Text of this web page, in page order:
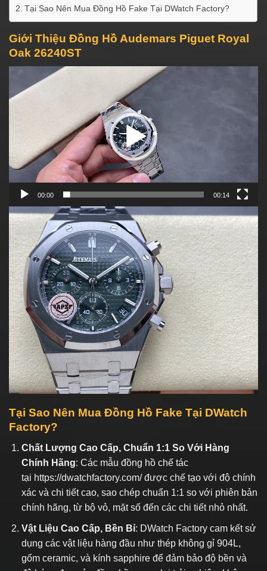
Tại Sao Nên Mua Đồng Hồ Fake Tại DWatch Factory?
Giới Thiệu Đồng Hồ Audemars Piguet Royal
Oak 26240ST
Player
00:00 00:14
Tại Sao Nên Mua Đồng Hồ Fake Tại DWatch
Factory?
Chất Lượng Cao Cấp, Chuẩn 1:1 So Với Hàng
Chính Hãng: Các mẫu đồng hồ chế tác
tại https://dwatchfactory.com/được chế tạo với độ chính
xác và chi tiết cao, sao chép chuẩn 1:1 so với phiên bản
chính hãng, từ bộ vỏ, mặt số đến các chi tiết nhỏ nhất.
Vật Liệu Cao Cấp, Bền Bỉ: DWatch Factory cam kết sử
dụng các vật liệu hàng đầu như thép không gỉ 904L,
gốm ceramic, và kính sapphire để đảm bảo độ bền và